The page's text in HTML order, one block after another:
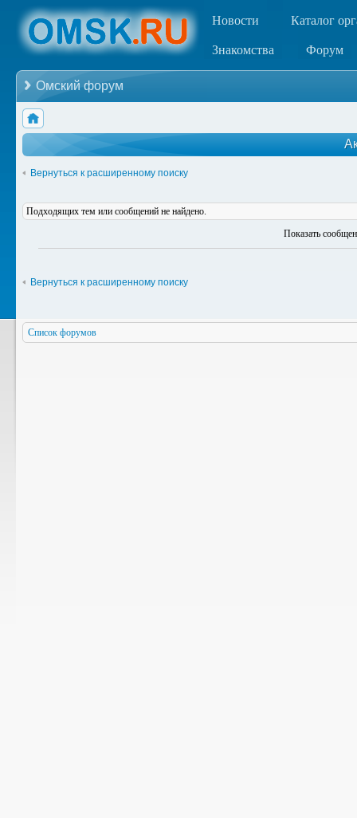
Новости Каталог
Знакомства Форум
Омский форум
Вернуться к расширенному поиску
Подходящих тем или сообщений не найдено.
Показать
Вернуться к расширенному поиску
Список форумов